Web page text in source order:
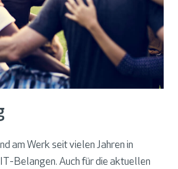
am Werk seit vielen Jahren in
Belangen. Auch für die aktuellen